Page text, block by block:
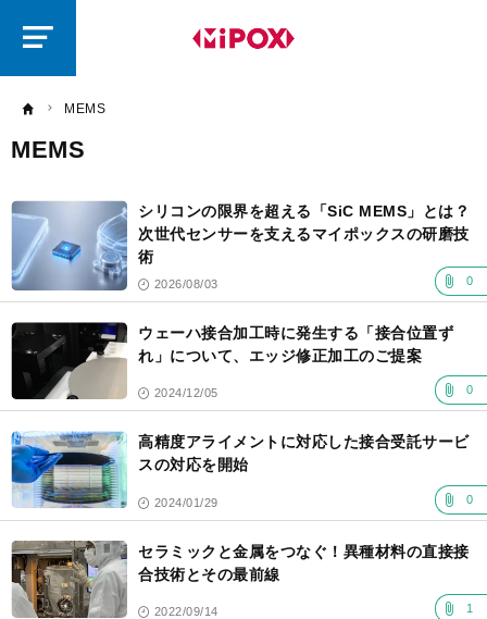
MEMS
MEMS
シリコンの限界を超える「SiC MEMS」とは？
次世代センサーを支えるマイポックスの研磨技
術
2026/08/03 0
ウェーハ接合加工時に発生する「接合位置ず
れ」について、エッジ修正加工のご提案
2024/12/05 0
高精度アライメントに対応した接合受託サービ
スの対応を開始
2024/01/29 0
セラミックと金属をつなぐ！異種材料の直接接
合技術とその最前線
2022/09/14 1